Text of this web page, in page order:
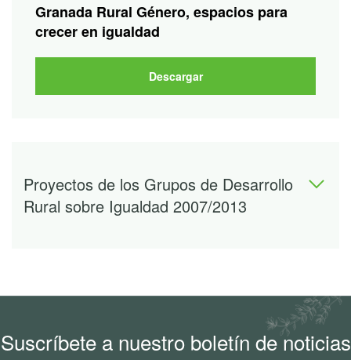
Granada Rural Género, espacios para
crecer en igualdad
Descargar
Proyectos de los Grupos de Desarrollo
Rural sobre Igualdad 2007/2013
Suscríbete a nuestro boletín de noticias